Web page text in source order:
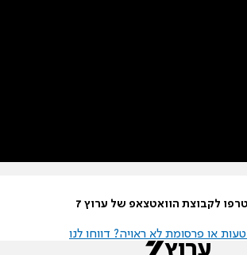
לקבוצת הוואטצאפ של ערוץ 7
או פרסומת לא ראויה? דווחו לנו